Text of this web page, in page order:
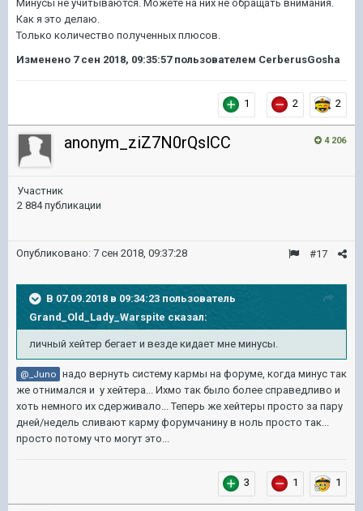
Минусы не учитываются. Можете на них не обращать внимания.
Как я это делаю.
Только количество полученных плюсов.
Изменено 7 сен 2018, 09:35:57пользователем CerberusGosha
1 2 2
4 206
anonym_ziZ7N0rQslCC
Участник
2 884 публикации
#17
Опубликовано: 7 сен 2018, 09:37:28
В 07.09.2018 в 09:34:23 пользователь
Grand_Old_Lady_Warspite сказал:
личный хейтер бегает и везде кидает мне минусы.
@_Juno надо вернуть систему кармы на форуме, когда минус так
же отнимался и у хейтера... Ихмо так было более справедливо и
хоть немного их сдерживало... Теперь же хейтеры просто за пару
дней/недель сливают карму форумчанину в ноль просто так...
просто потому что могут это...
3 1 1